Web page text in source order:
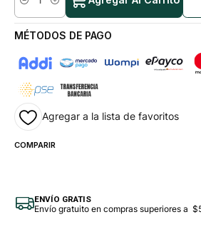
Cantidad
MÉTODOS DE PAGO
Agregar a la lista de favoritos
COMPARIR
ENVÍO GRATIS
Envío gratuito en compras superiores a